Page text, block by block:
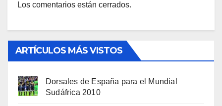
Los comentarios están cerrados.
ARTÍCULOS MÁS VISTOS
Dorsales de España para el Mundial
Sudáfrica 2010